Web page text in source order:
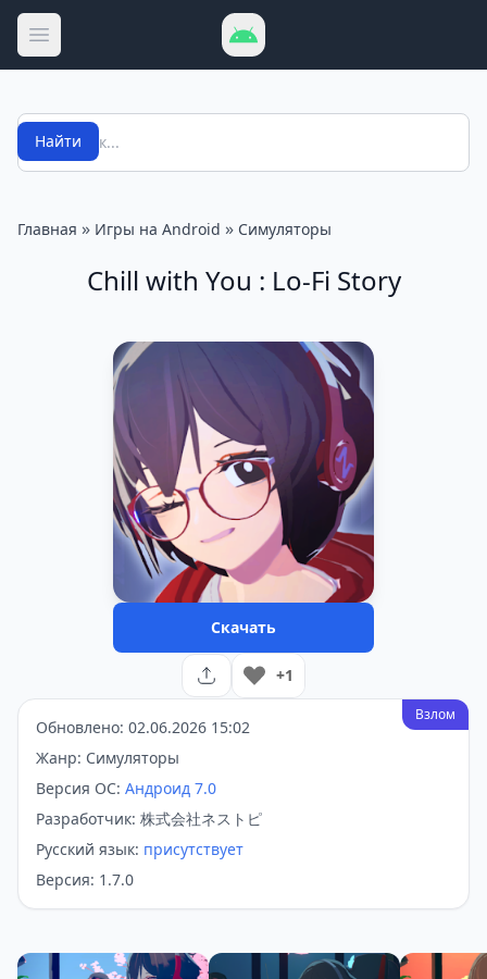
Открыть меню
Поиск
Найти
Главная » Игры на Android » Симуляторы
Chill with You : Lo-Fi Story
Скачать
+1
Взлом
Обновлено: 02.06.2026 15:02
Жанр: Симуляторы
Версия ОС: Андроид 7.0
Разработчик: 株式会社ネストピ
Русский язык: присутствует
Версия: 1.7.0